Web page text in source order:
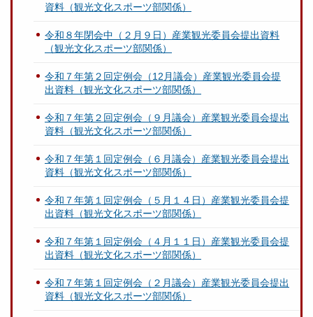
資料（観光文化スポーツ部関係）
令和８年閉会中（２月９日）産業観光委員会提出資料
（観光文化スポーツ部関係）
令和７年第２回定例会（12月議会）産業観光委員会提
出資料（観光文化スポーツ部関係）
令和７年第２回定例会（９月議会）産業観光委員会提出
資料（観光文化スポーツ部関係）
令和７年第１回定例会（６月議会）産業観光委員会提出
資料（観光文化スポーツ部関係）
令和７年第１回定例会（５月１４日）産業観光委員会提
出資料（観光文化スポーツ部関係）
令和７年第１回定例会（４月１１日）産業観光委員会提
出資料（観光文化スポーツ部関係）
令和７年第１回定例会（２月議会）産業観光委員会提出
資料（観光文化スポーツ部関係）